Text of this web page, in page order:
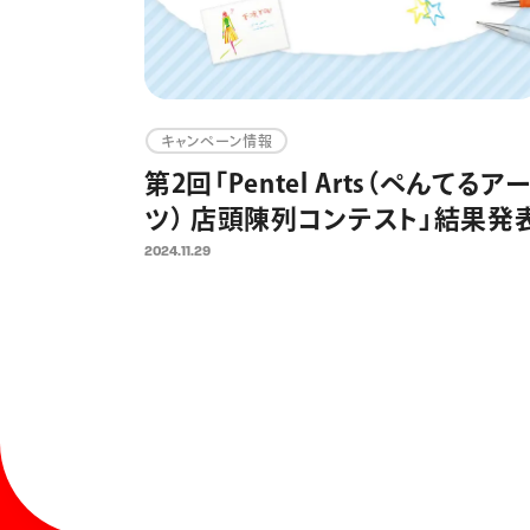
キャンペーン情報
第2回「Pentel Arts（ぺんてるア
ツ） 店頭陳列コンテスト」結果発
2024.11.29